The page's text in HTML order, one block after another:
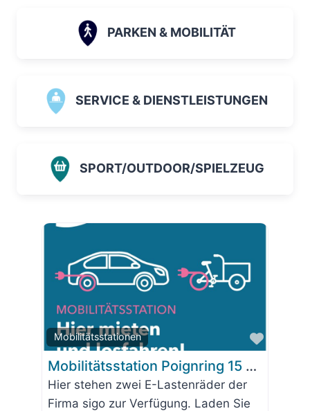
PARKEN & MOBILITÄT
SERVICE & DIENSTLEISTUNGEN
SPORT/OUTDOOR/SPIELZEUG
Mobilitätsstationen
Favorit
Mobilitätsstation Poignring 15 – Baugenossenschaft Wolfratshausen
Hier stehen zwei E-Lastenräder der
Firma sigo zur Verfügung. Laden Sie